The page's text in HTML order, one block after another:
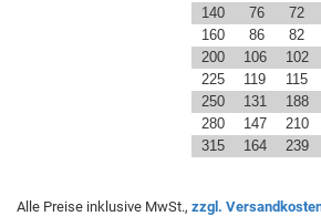
140
76 72
160
86 82
200
106 102
225
119 115
250
131 188
280
147 210
315
164 239
Alle Preise inklusive MwSt., zzgl.